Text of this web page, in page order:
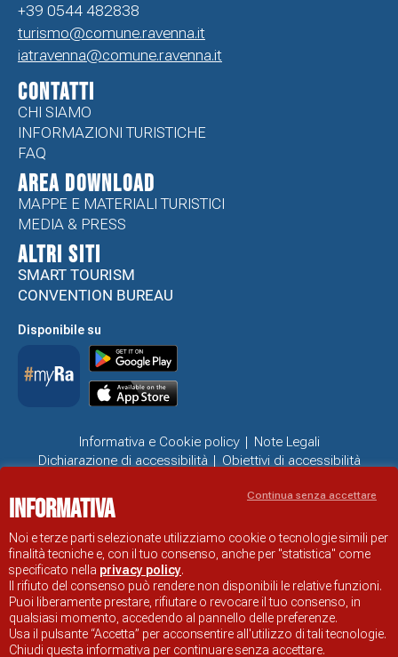
+39 0544 482838
turismo@comune.ravenna.it
iatravenna@comune.ravenna.it
CONTATTI
CHI SIAMO
INFORMAZIONI TURISTICHE
FAQ
Area Download
MAPPE E MATERIALI TURISTICI
MEDIA & PRESS
ALTRI SITI
SMART TOURISM
CONVENTION BUREAU
Disponibile su
Informativa e Cookie policy
Note Legali
Dichiarazione di accessibilità
Obiettivi di accessibilità
SITO UFFICIALE DI INFORMAZIONE TURISTICA DI RAVENNA
Informativa
Noi e terze parti selezionate utilizziamo cookie o tecnologie simili per
finalità tecniche e, con il tuo consenso, anche per "statistica" come
specificato nella privacy policy.
Il rifiuto del consenso può rendere non disponibili le relative funzioni.
Puoi liberamente prestare, rifiutare o revocare il tuo consenso, in
qualsiasi momento, accedendo al pannello delle preferenze.
Usa il pulsante “Accetta” per acconsentire all'utilizzo di tali tecnologie.
Chiudi questa informativa per continuare senza accettare.
Continua senza accettare